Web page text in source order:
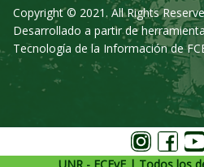
Copyright © 2021. All Rights
Desarrollado a partir de
Tecnología de la Información de